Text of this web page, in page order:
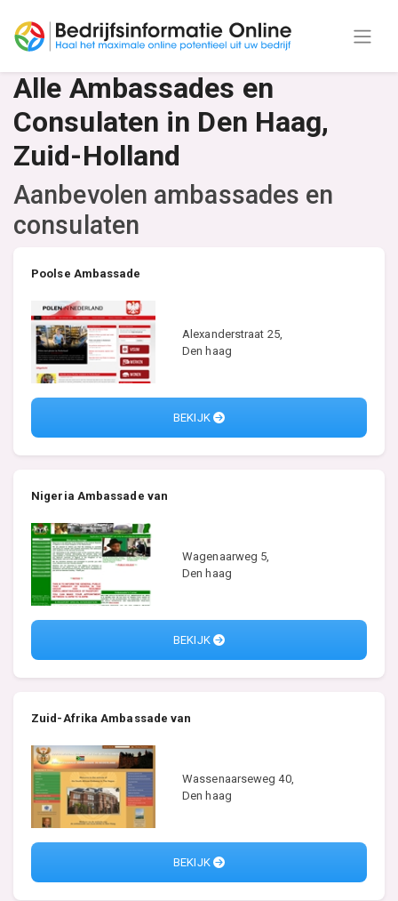
Alle Ambassades en
Consulaten in Den Haag,
Zuid-Holland
Aanbevolen ambassades en
consulaten
Poolse Ambassade
Alexanderstraat 25,
Den haag
BEKIJK
Nigeria Ambassade van
Wagenaarweg 5,
Den haag
BEKIJK
Zuid-Afrika Ambassade van
Wassenaarseweg 40,
Den haag
BEKIJK